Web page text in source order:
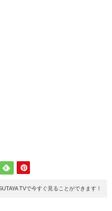
TVで今すぐ見ることができます！